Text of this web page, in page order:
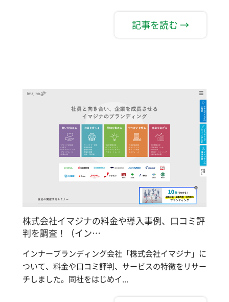
記事を読む →
株式会社イマジナの料金や導入事例、口コミ評
判を調査！（イン…
インナーブランディング会社「株式会社イマジナ」に
ついて、料金や口コミ評判、サービスの特徴をリサー
チしました。同社をはじめイ...